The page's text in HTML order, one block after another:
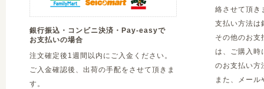
銀行振込・コンビニ決済・Pay-easyで
お支払いの場合
注文確定後1週間以内にご入金ください。
ご入金確認後、出荷の手配をさせて頂きま
す。
絡させて頂き
支払い方法は
その他のお支
は、ご購入時
のお支払い方
また、メー